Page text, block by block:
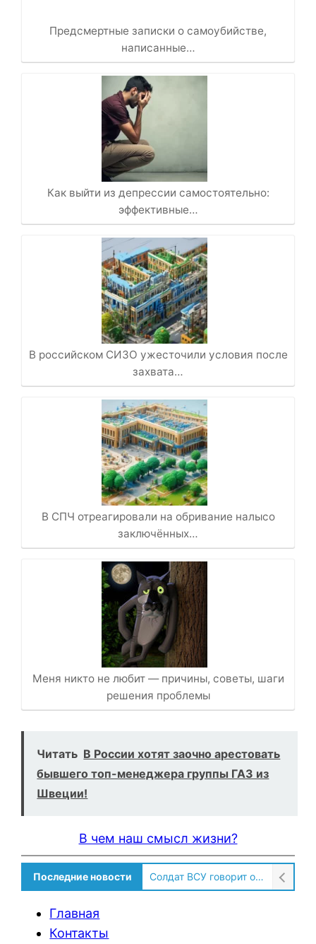
Предсмертные записки о самоубийстве,
написанные…
Как выйти из депрессии самостоятельно:
эффективные…
В российском СИЗО ужесточили условия после
захвата…
В СПЧ отреагировали на обривание налысо
заключённых…
Меня никто не любит — причины, советы, шаги
решения проблемы
Читать В России хотят заочно арестовать
бывшего топ-менеджера группы ГАЗ из
Швеции!
В чем наш смысл жизни?
Последние новости Солдат ВСУ говорит о том, чтобы продавали топливо для ремонта техники в Угледаре
Главная
Контакты